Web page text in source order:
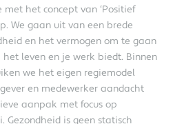
het concept van ‘Positief
We gaan uit van een brede
en het vermogen om te gaan
leven en je werk biedt. Binnen
we het eigen regiemodel
en medewerker aandacht
aanpak met focus op
Gezondheid is geen statisch